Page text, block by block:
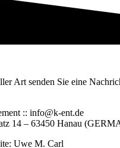
Art senden Sie eine
:: info@k-ent.de
14 – 63450 Hanau
Uwe M. Carl